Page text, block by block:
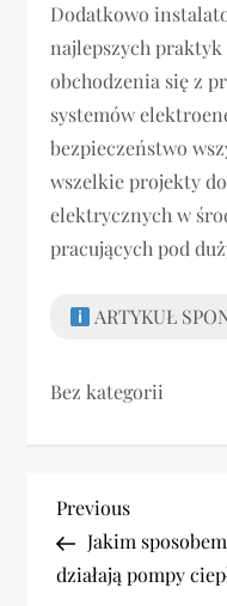
Dodatkowo
najlepszych praktyk
obchodzenia się z
systemów
bezpieczeństwo
wszelkie projekty
elektrycznych w
pracujących pod
ARTYKUŁ
Bez kategorii
N
a
Previous
Post
Previous
Jakim sposobem
działają pompy